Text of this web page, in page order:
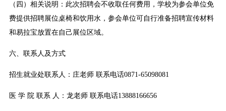
（四）相关说明：此次招聘会不收取任何费用，学校为参会单位免
费提供招聘展位桌椅和饮用水，参会单位可自行准备招聘宣传材料
和易拉宝放置在自己展位区域。
六、联系人及方式
招生就业处联系人：庄老师 联系电话0871-65098081
医 学 院 联系 人：龙老师 联系电话13888166656